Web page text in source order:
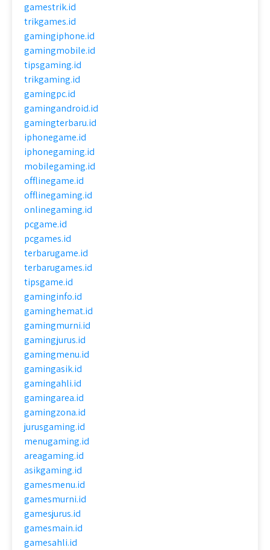
gamestrik.id
trikgames.id
gamingiphone.id
gamingmobile.id
tipsgaming.id
trikgaming.id
gamingpc.id
gamingandroid.id
gamingterbaru.id
iphonegame.id
iphonegaming.id
mobilegaming.id
offlinegame.id
offlinegaming.id
onlinegaming.id
pcgame.id
pcgames.id
terbarugame.id
terbarugames.id
tipsgame.id
gaminginfo.id
gaminghemat.id
gamingmurni.id
gamingjurus.id
gamingmenu.id
gamingasik.id
gamingahli.id
gamingarea.id
gamingzona.id
jurusgaming.id
menugaming.id
areagaming.id
asikgaming.id
gamesmenu.id
gamesmurni.id
gamesjurus.id
gamesmain.id
gamesahli.id